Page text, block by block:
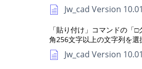
Jw_cad Version
「貼り付け」コマンドの「
角256文字以上の文字列を選
Jw_cad Version